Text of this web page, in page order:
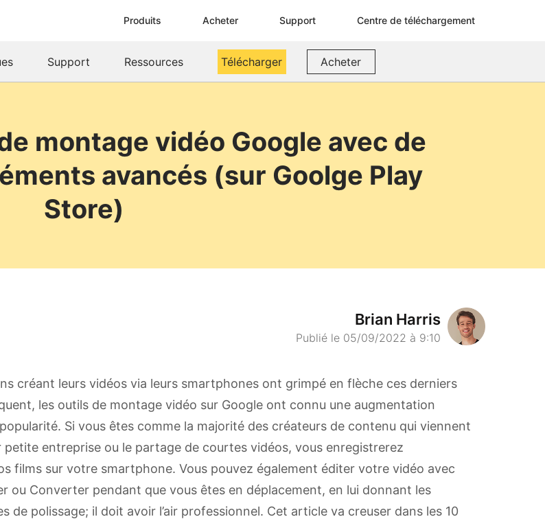
Produits Acheter Support Centre de téléchargement
Support Ressources Télécharger Acheter
montage vidéo Google avec de
avancés (sur Goolge Play
Store)
Brian Harris
Publié le 05/09/2022 à 9:10
créant leurs vidéos via leurs smartphones ont grimpé en flèche ces derniers
les outils de montage vidéo sur Google ont connu une augmentation
Si vous êtes comme la majorité des créateurs de contenu qui viennent
petite entreprise ou le partage de courtes vidéos, vous enregistrerez
films sur votre smartphone. Vous pouvez également éditer votre vidéo avec
ou Converter pendant que vous êtes en déplacement, en lui donnant les
de polissage; il doit avoir l’air professionnel. Cet article va creuser dans les 10